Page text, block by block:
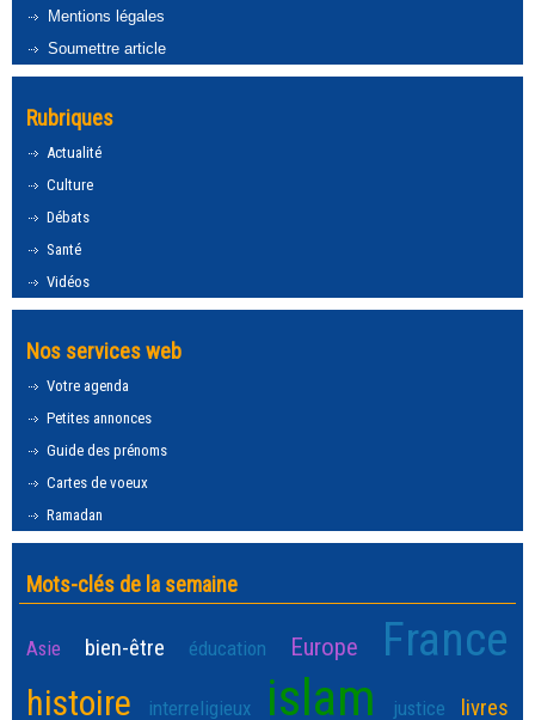
Mentions légales
Soumettre article
Rubriques
Actualité
Culture
Débats
Santé
Vidéos
Nos services web
Votre agenda
Petites annonces
Guide des prénoms
Cartes de voeux
Ramadan
Mots-clés de la semaine
Asie bien-être éducation Europe France
histoire interreligieux islam justice livres